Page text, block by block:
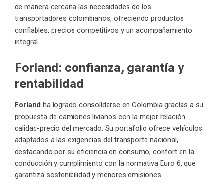
de manera cercana las necesidades de los
transportadores colombianos, ofreciendo productos
confiables, precios competitivos y un acompañamiento
integral.
Forland: confianza, garantía y
rentabilidad
Forland ha logrado consolidarse en Colombia gracias a su
propuesta de camiones livianos con la mejor relación
calidad-precio del mercado. Su portafolio ofrece vehículos
adaptados a las exigencias del transporte nacional,
destacando por su eficiencia en consumo, confort en la
conducción y cumplimiento con la normativa Euro 6, que
garantiza sostenibilidad y menores emisiones.